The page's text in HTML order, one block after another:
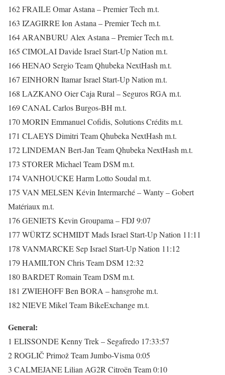
162 FRAILE Omar Astana – Premier Tech m.t.
163 IZAGIRRE Ion Astana – Premier Tech m.t.
164 ARANBURU Alex Astana – Premier Tech m.t.
165 CIMOLAI Davide Israel Start-Up Nation m.t.
166 HENAO Sergio Team Qhubeka NextHash m.t.
167 EINHORN Itamar Israel Start-Up Nation m.t.
168 LAZKANO Oier Caja Rural – Seguros RGA m.t.
169 CANAL Carlos Burgos-BH m.t.
170 MORIN Emmanuel Cofidis, Solutions Crédits m.t.
171 CLAEYS Dimitri Team Qhubeka NextHash m.t.
172 LINDEMAN Bert-Jan Team Qhubeka NextHash m.t.
173 STORER Michael Team DSM m.t.
174 VANHOUCKE Harm Lotto Soudal m.t.
175 VAN MELSEN Kévin Intermarché – Wanty – Gobert
Matériaux m.t.
176 GENIETS Kevin Groupama – FDJ 9:07
177 WÜRTZ SCHMIDT Mads Israel Start-Up Nation 11:11
178 VANMARCKE Sep Israel Start-Up Nation 11:12
179 HAMILTON Chris Team DSM 12:32
180 BARDET Romain Team DSM m.t.
181 ZWIEHOFF Ben BORA – hansgrohe m.t.
182 NIEVE Mikel Team BikeExchange m.t.
General:
1 ELISSONDE Kenny Trek – Segafredo 17:33:57
2 ROGLIČ Primož Team Jumbo-Visma 0:05
3 CALMEJANE Lilian AG2R Citroën Team 0:10